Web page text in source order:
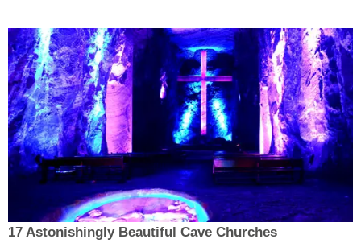
17 Astonishingly Beautiful Cave Churches